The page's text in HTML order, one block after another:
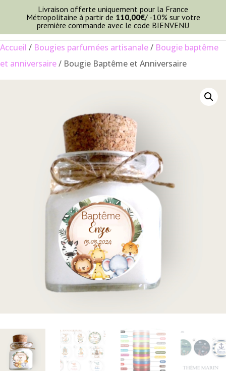
Accueil / Bougies parfumées artisanale/ Bougie baptême
et anniversaire/ Bougie Baptême et Anniversaire
Livraison offerte uniquement pour la France
Métropolitaine à partir de 110,00€/ -10% sur votre
première commande avec le code BIENVENU